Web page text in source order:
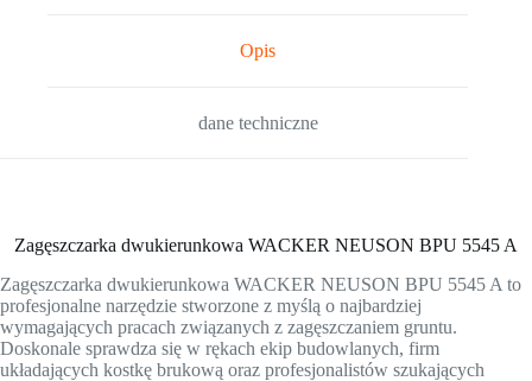
Opis
dane techniczne
Zagęszczarka dwukierunkowa WACKER NEUSON BPU 5545 A
Zagęszczarka dwukierunkowa WACKER NEUSON BPU 5545 A to
profesjonalne narzędzie stworzone z myślą o najbardziej
wymagających pracach związanych z zagęszczaniem gruntu.
Doskonale sprawdza się w rękach ekip budowlanych, firm
układających kostkę brukową oraz profesjonalistów szukających